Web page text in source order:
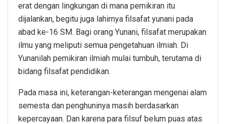
erat dengan lingkungan di mana pemikiran itu
dijalankan, begitu juga lahirnya filsafat yunani pada
abad ke-16 SM. Bagi orang Yunani, filsafat merupakan
ilmu yang meliputi semua pengetahuan ilmiah. Di
Yunanilah pemikiran ilmiah mulai tumbuh, terutama di
bidang filsafat pendidikan.
Pada masa ini, keterangan-keterangan mengenai alam
semesta dan penghuninya masih berdasarkan
kepercayaan. Dan karena para filsuf belum puas atas